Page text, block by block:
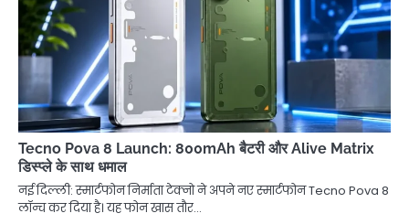
Tecno Pova 8 Launch: 800mAh बैटरी और Alive Matrix
डिस्प्ले के साथ धमाल
नई दिल्ली: स्मार्टफोन निर्माता टेक्नो ने अपने नए स्मार्टफोन Tecno Pova 8
लॉन्च कर दिया है। यह फोन खास तौर…